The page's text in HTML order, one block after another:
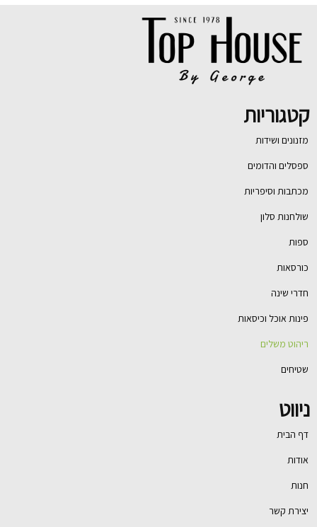
קטגוריות
מזנונים ושידות
ספסלים והדומים
מכתבות וסיפריות
שולחנות סלון
ספות
כורסאות
חדרי שינה
פינות אוכל וכיסאות
ריהוט משלים
שטיחים
ניווט
דף הבית
אודות
חנות
יצירת קשר